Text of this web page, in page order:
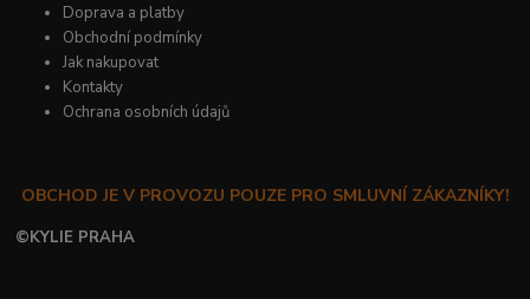
Doprava a platby
Obchodní podmínky
Jak nakupovat
Kontakty
Ochrana osobních údajů
OBCHOD JE V PROVOZU POUZE PRO SMLUVNÍ ZÁKAZNÍKY!
©KYLIE PRAHA